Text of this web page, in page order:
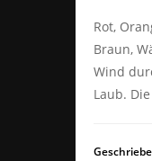
Rot,
Braun,
Wind
Laub.